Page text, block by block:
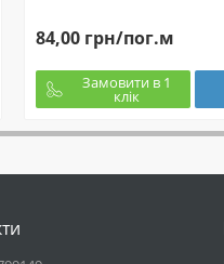
84,00 грн/пог.м
Замовити в 1
клік